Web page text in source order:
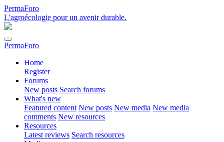
PermaForo
L'agroécologie pour un avenir durable.
PermaForo
Home
Register
Forums
New posts Search forums
What's new
Featured content New posts New media New media
comments New resources
Resources
Latest reviews Search resources